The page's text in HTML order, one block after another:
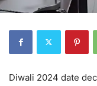
Diwali 2024 date